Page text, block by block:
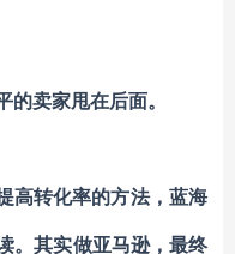
卖家甩在后面。
高转化率的方法，蓝海
。其实做亚马逊，最终